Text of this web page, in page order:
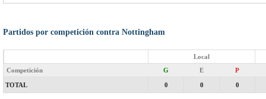
Partidos por competición contra Nottingham
Local
Competición
G E P
TOTAL 0 0 0